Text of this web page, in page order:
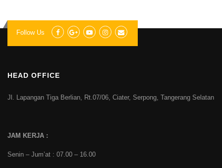
Follow Us
HEAD OFFICE
Jl. Lapangan Tiga Berlian, Rt.07/06, Ciater, Serpong, Tangerang Selatan
JAM KERJA :
Senin – Jum’at : 07.00 – 16.00